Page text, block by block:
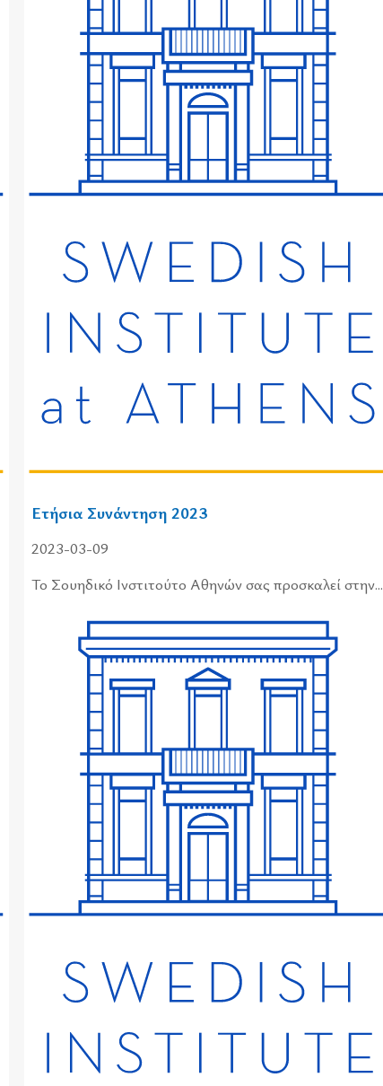
Ετήσια Συνάντηση 2023
2023-03-09
Το Σου­η­δι­κό Ινστι­τού­το Αθη­νών σας προ­σκα­λεί στην...